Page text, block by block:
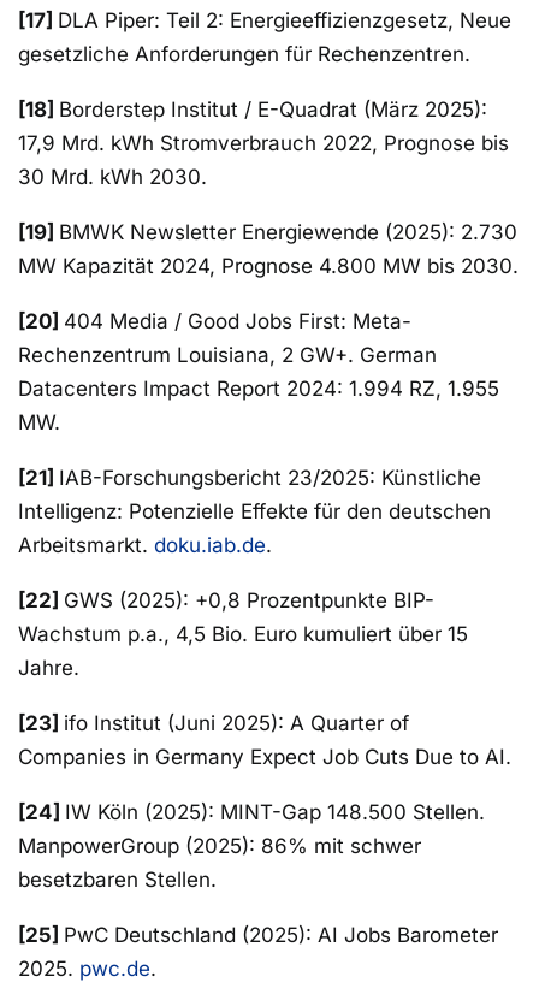
[17] DLA Piper: Teil 2: Energieeffizienzgesetz, Neue
gesetzliche Anforderungen für Rechenzentren.
[18] Borderstep Institut / E-Quadrat (März 2025):
17,9 Mrd. kWh Stromverbrauch 2022, Prognose bis
30 Mrd. kWh 2030.
[19] BMWK Newsletter Energiewende (2025): 2.730
MW Kapazität 2024, Prognose 4.800 MW bis 2030.
[20] 404 Media / Good Jobs First: Meta-
Rechenzentrum Louisiana, 2 GW+. German
Datacenters Impact Report 2024: 1.994 RZ, 1.955
MW.
[21] IAB-Forschungsbericht 23/2025: Künstliche
Intelligenz: Potenzielle Effekte für den deutschen
Arbeitsmarkt. doku.iab.de.
[22] GWS (2025): +0,8 Prozentpunkte BIP-
Wachstum p.a., 4,5 Bio. Euro kumuliert über 15
Jahre.
[23] ifo Institut (Juni 2025): A Quarter of
Companies in Germany Expect Job Cuts Due to AI.
[24] IW Köln (2025): MINT-Gap 148.500 Stellen.
ManpowerGroup (2025): 86% mit schwer
besetzbaren Stellen.
[25] PwC Deutschland (2025): AI Jobs Barometer
2025. pwc.de.